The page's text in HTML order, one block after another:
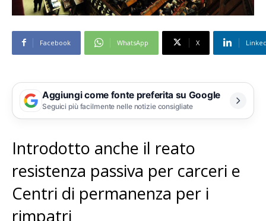
Facebook WhatsApp X
Aggiungi come fonte preferita su Google
Seguici più facilmente nelle notizie consigliate
Introdotto anche il reato
resistenza passiva per carceri e
Centri di permanenza per i
rimpatri